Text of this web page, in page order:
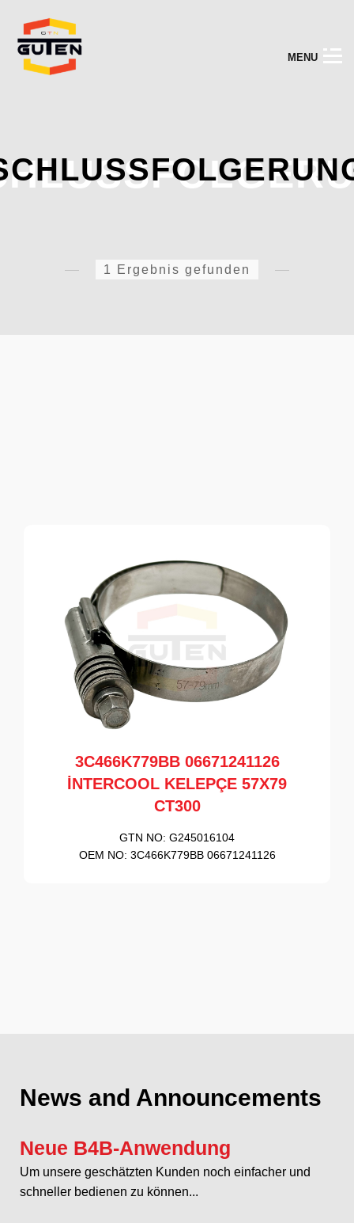
M ENU
1 Ergebnis gefunden
3C466K779BB 06671241126
İNTERCOOL KELEPÇE 57X79
CT300
GTN NO: G245016104
OEM NO: 3C466K779BB 06671241126
News and Announcements
Neue B4B-Anwendung
Um unsere geschätzten Kunden noch einfacher und
schneller bedienen zu können...